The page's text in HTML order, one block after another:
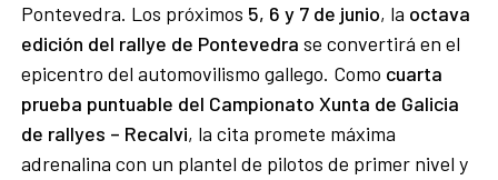
Pontevedra. Los próximos 5, 6 y 7 de junio, la octava
edición del rallye de Pontevedra se convertirá en el
epicentro del automovilismo gallego. Como cuarta
prueba puntuable del Campionato Xunta de Galicia
de rallyes – Recalvi, la cita promete máxima
adrenalina con un plantel de pilotos de primer nivel y